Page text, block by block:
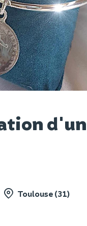
d'un
Toulouse (31)